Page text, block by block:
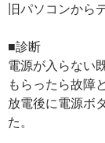
旧パソコンから
■診断
電源が入らない
もらったら故障
放電後に電源ボ
た。